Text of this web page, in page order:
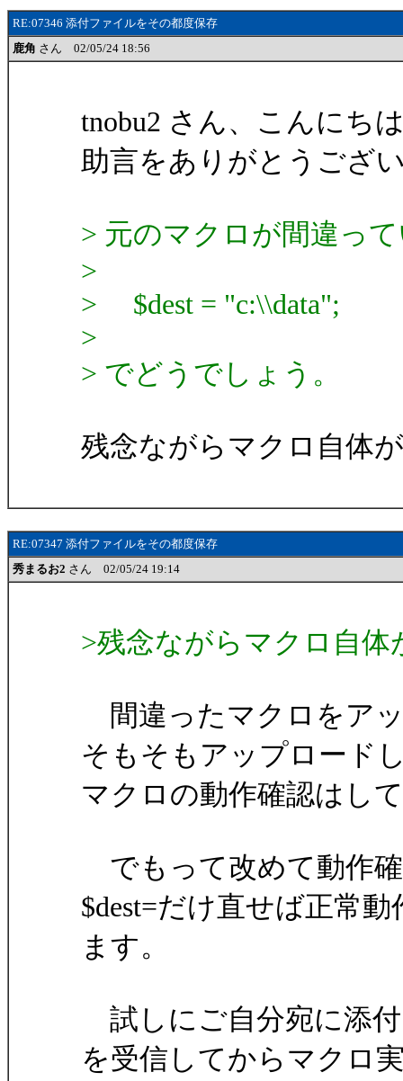
RE:07346 添付ファイルをその都度保存
鹿角 さん 02/05/24 18:56
tnobu2 さん、こんにち
助言をありがとうござ
> 元のマクロが間違っ
>
> $dest = "c:\\data";
>
> でどうでしょう。
残念ながらマクロ自体
RE:07347 添付ファイルをその都度保存
秀まるお2 さん 02/05/24 19:14
>残念ながらマクロ自
間違ったマクロをア
そもそもアップロード
マクロの動作確認はし
でもって改めて動作
$dest=だけ直せば正常動
ます。
試しにご自分宛に添
を受信してからマクロ